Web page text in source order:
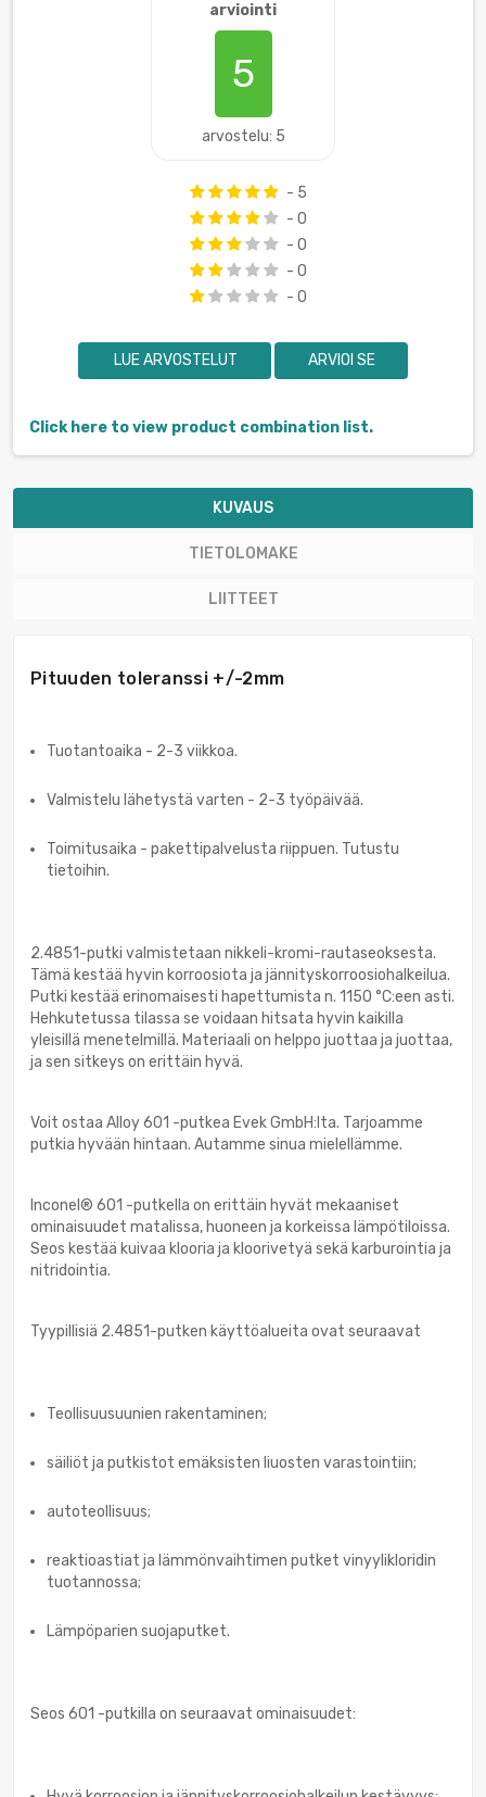
arviointi
5
arvostelu: 5
- 5
- 0
- 0
- 0
- 0
LUE ARVOSTELUT ARVIOI SE
Click here to view product combination list.
KUVAUS
TIETOLOMAKE
LIITTEET
Pituuden toleranssi +/-2mm
Tuotantoaika - 2-3 viikkoa.
Valmistelu lähetystä varten - 2-3 työpäivää.
Toimitusaika - pakettipalvelusta riippuen. Tutustu
tietoihin.
2.4851-putki valmistetaan nikkeli-kromi-rautaseoksesta.
Tämä kestää hyvin korroosiota ja jännityskorroosiohalkeilua.
Putki kestää erinomaisesti hapettumista n. 1150 °C:een asti.
Hehkutetussa tilassa se voidaan hitsata hyvin kaikilla
yleisillä menetelmillä. Materiaali on helppo juottaa ja juottaa,
ja sen sitkeys on erittäin hyvä.
Voit ostaa Alloy 601 -putkea Evek GmbH:lta. Tarjoamme
putkia hyvään hintaan. Autamme sinua mielellämme.
Inconel® 601 -putkella on erittäin hyvät mekaaniset
ominaisuudet matalissa, huoneen ja korkeissa lämpötiloissa.
Seos kestää kuivaa klooria ja kloorivetyä sekä karburointia ja
nitridointia.
Tyypillisiä 2.4851-putken käyttöalueita ovat seuraavat
Teollisuusuunien rakentaminen;
säiliöt ja putkistot emäksisten liuosten varastointiin;
autoteollisuus;
reaktioastiat ja lämmönvaihtimen putket vinyylikloridin
tuotannossa;
Lämpöparien suojaputket.
Seos 601 -putkilla on seuraavat ominaisuudet: